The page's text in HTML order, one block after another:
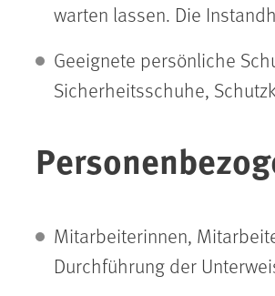
warten lassen. Die
Geeignete persönliche
Sicherheitsschuhe,
Mitarbeiterinnen,
Durchführung der